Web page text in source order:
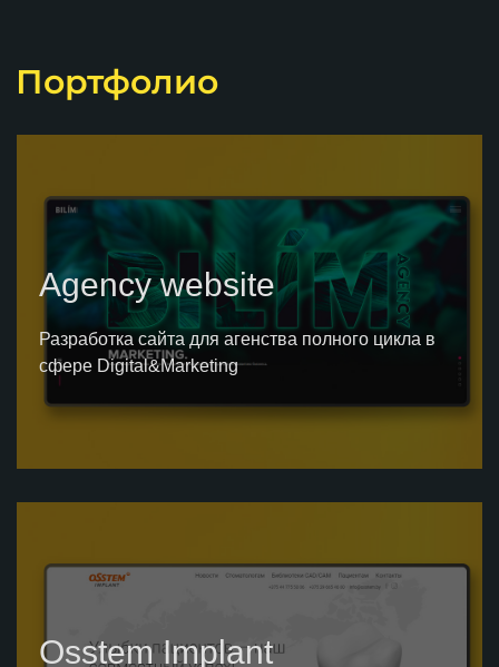
Портфолио
Agency website
Разработка сайта для агенства полного цикла в
сфере Digital&Marketing
Osstem Implant